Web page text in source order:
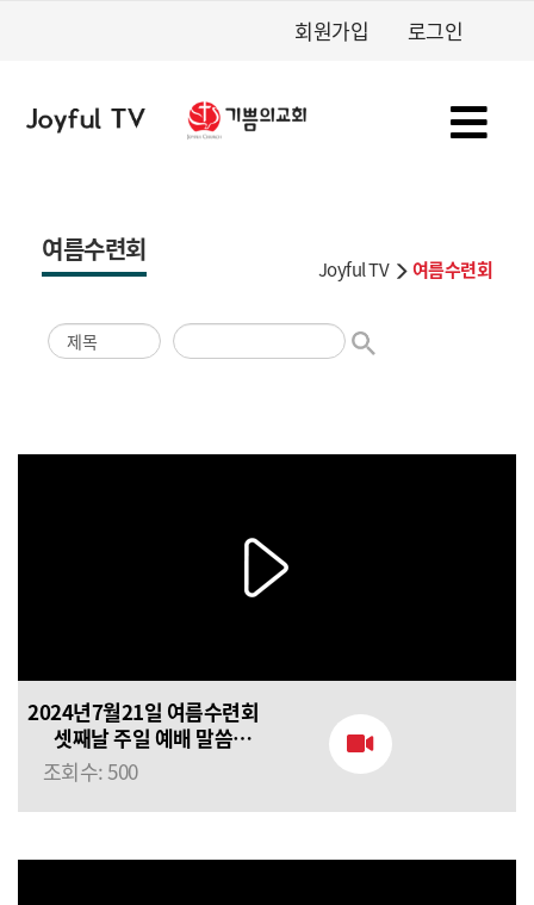
회원가입 로그인
여름수련회
Joyful TV 여름수련회
2024년7월21일 여름수련회
셋째날 주일 예배 말씀
(정의호목사) 세상을
사랑하지 말라
조회수: 500